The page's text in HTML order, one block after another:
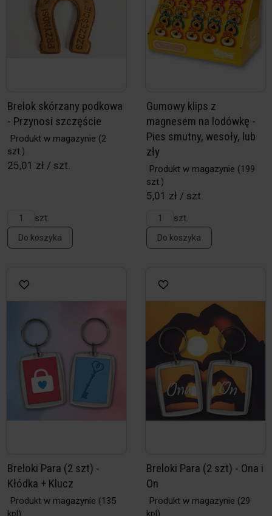
Brelok skórzany podkowa
- Przynosi szczęście
Produkt w magazynie (2
szt.)
25,01 zł / szt.
szt.
Do koszyka
Gumowy klips z
magnesem na lodówkę -
Pies smutny, wesoły, lub
zły
Produkt w magazynie (199
szt.)
5,01 zł / szt.
szt.
Do koszyka
Breloki Para (2 szt) -
Kłódka + Klucz
Produkt w magazynie (135
kpl)
Breloki Para (2 szt) - Ona i
On
Produkt w magazynie (29
kpl)